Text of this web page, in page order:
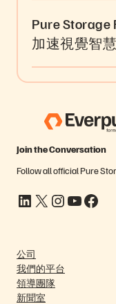
Pure Storage
加速視覺智慧
Join the Conversation
Follow all official Pure
LinkedIn X Instagram YouTube Facebook
公司
我們的平台
領導團隊
新聞室